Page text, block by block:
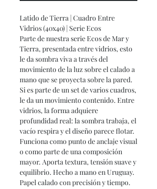
Latido de Tierra | Cuadro Entre
Vidrios (40x40) | Serie Ecos
Parte de nuestra serie Ecos de Mar y
Tierra, presentada entre vidrios, esto
le da sombra viva a través del
movimiento de la luz sobre el calado a
mano que se proyecta sobre la pared.
Si es parte de un set de varios cuadros,
le da un movimiento contenido. Entre
vidrios, la forma adquiere
profundidad real: la sombra trabaja, el
vacío respira y el diseño parece flotar.
Funciona como punto de anclaje visual
o como parte de una composición
mayor. Aporta textura, tensión suave y
equilibrio. Hecho a mano en Uruguay.
Papel calado con precisión y tiempo.